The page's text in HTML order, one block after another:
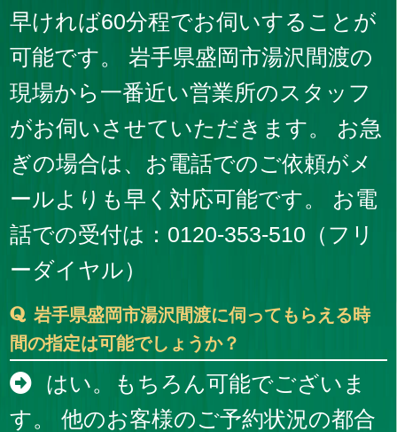
早ければ60分程でお伺いすることが
可能です。 岩手県盛岡市湯沢間渡の
現場から一番近い営業所のスタッフ
がお伺いさせていただきます。 お急
ぎの場合は、お電話でのご依頼がメ
ールよりも早く対応可能です。 お電
話での受付は：0120-353-510（フリ
ーダイヤル）
岩手県盛岡市湯沢間渡に伺ってもらえる時
間の指定は可能でしょうか？
はい。もちろん可能でございま
す。 他のお客様のご予約状況の都合